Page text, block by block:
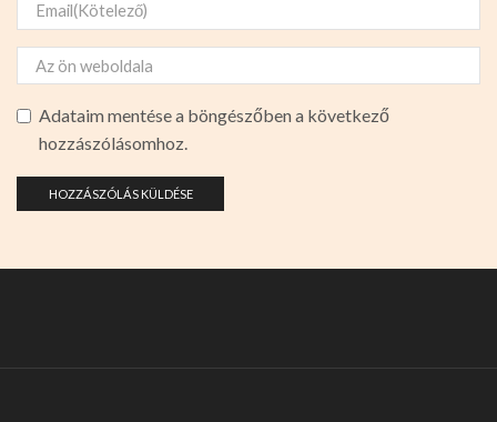
Adataim mentése a böngészőben a következő
hozzászólásomhoz.